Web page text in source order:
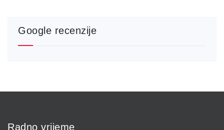
Google recenzije
Radno vrijeme